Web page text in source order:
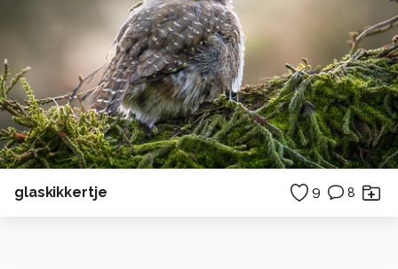
glaskikkertje 9 8